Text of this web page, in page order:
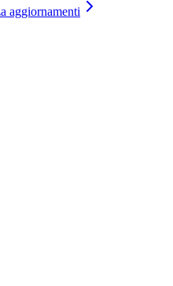
aggiornamenti